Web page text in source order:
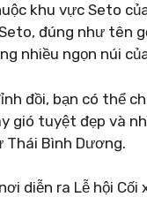
khu vực Seto
đúng như tên
nhiều ngọn núi
đồi, bạn có thể
gió tuyệt đẹp và
Thái Bình Dương.
diễn ra Lễ hội Cối